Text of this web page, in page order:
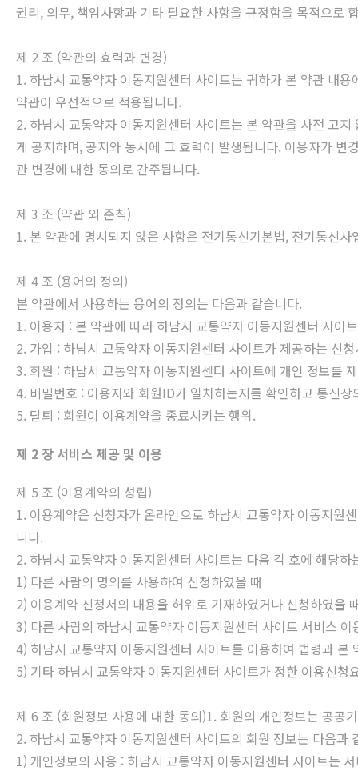
권리, 의무, 책임사항과 기타 필요한 사항을 규정함을 목적으로
제 2 조 (약관의 효력과 변경)
1. 하남시 교통약자 이동지원센터 사이트는 귀하가 본 약관 내
약관이 우선적으로 적용됩니다.
2. 하남시 교통약자 이동지원센터 사이트는 본 약관을 사전 고
게 공지하며, 공지와 동시에 그 효력이 발생됩니다. 이용자가
관 변경에 대한 동의로 간주됩니다.
제 3 조 (약관 외 준칙)
1. 본 약관에 명시되지 않은 사항은 전기통신기본법, 전기통신
제 4 조 (용어의 정의)
본 약관에서 사용하는 용어의 정의는 다음과 같습니다.
1. 이용자 : 본 약관에 따라 하남시 교통약자 이동지원센터 사이
2. 가입 : 하남시 교통약자 이동지원센터 사이트가 제공하는 신
3. 회원 : 하남시 교통약자 이동지원센터 사이트에 개인 정보를
4. 비밀번호 : 이용자와 회원ID가 일치하는지를 확인하고 통신
5. 탈퇴 : 회원이 이용계약을 종료시키는 행위.
제 2 장 서비스 제공 및 이용
제 5 조 (이용계약의 성립)
1. 이용계약은 신청자가 온라인으로 하남시 교통약자 이동지원
니다.
2. 하남시 교통약자 이동지원센터 사이트는 다음 각 호에 해당
1) 다른 사람의 명의를 사용하여 신청하였을 때
2) 이용계약 신청서의 내용을 허위로 기재하였거나 신청하였을
3) 다른 사람의 하남시 교통약자 이동지원센터 사이트 서비스
4) 하남시 교통약자 이동지원센터 사이트를 이용하여 법령과 본
5) 기타 하남시 교통약자 이동지원센터 사이트가 정한 이용신청
제 6 조 (회원정보 사용에 대한 동의)1. 회원의 개인정보는 공공
2. 하남시 교통약자 이동지원센터 사이트의 회원 정보는 다음과
1) 개인정보의 사용 : 하남시 교통약자 이동지원센터 사이트는